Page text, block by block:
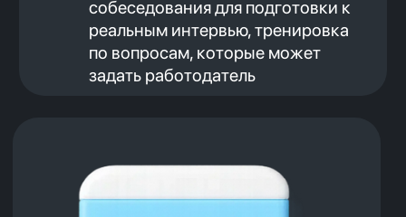
frontend-разработке. Все гарантии
зафиксированы в договоре на обучение.
Гарантия по минимальной зарплате для
Оплата: 20% от зарплаты (после
вычета НДФЛ) в течение одного